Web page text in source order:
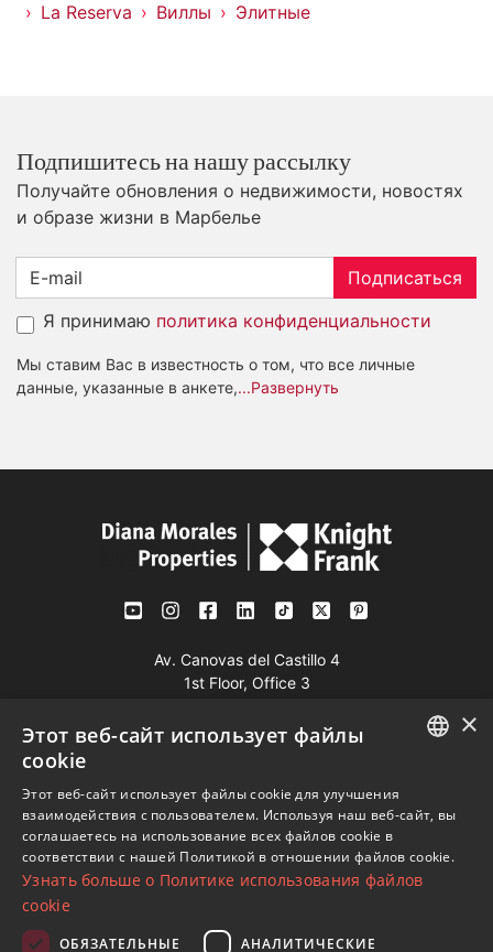
La Reserva
Виллы Элитные
Подпишитесь на нашу рассылку
Получайте обновления о недвижимости, новостях
и образе жизни в Марбелье
Подписаться
Я принимаю политика конфиденциальности
Мы ставим Вас в известность о том, что все личные
данные, указанные в анкете,...Развернуть
Av. Canovas del Castillo 4
1st Floor, Office 3
Посмотреть на карте
Телефон:+34 952 765 138
Моб:+34 601 636 766
Whatsapp:+34 952 765 138
www.dmproperties.com
SPANISH
FRENCH
×
Этот веб-сайт использует файлы
cookie
Этот веб-сайт использует файлы cookie для улучшения
взаимодействия с пользователем. Используя наш веб-сайт, вы
соглашаетесь на использование всех файлов cookie в
соответствии с нашей Политикой в ​​отношении файлов cookie.
Узнать больше о Политике использования файлов
cookie
ОБЯЗАТЕЛЬНЫЕ АНАЛИТИЧЕСКИЕ